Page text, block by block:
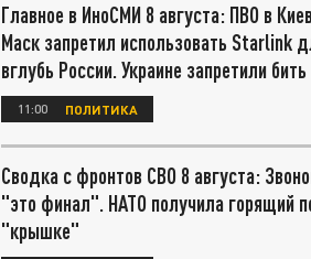
Главное в ИноСМИ 8 августа: ПВО в
Маск запретил использовать Starlink
вглубь России. Украине запретили
11:00 ПОЛИТИКА
Сводка с фронтов СВО 8 августа:
"это финал". НАТО получила горящий
"крышке"